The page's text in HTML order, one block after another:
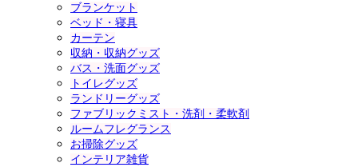
ブランケット
ベッド・寝具
カーテン
収納・収納グッズ
バス・洗面グッズ
トイレグッズ
ランドリーグッズ
ファブリックミスト・洗剤・柔軟剤
ルームフレグランス
お掃除グッズ
インテリア雑貨